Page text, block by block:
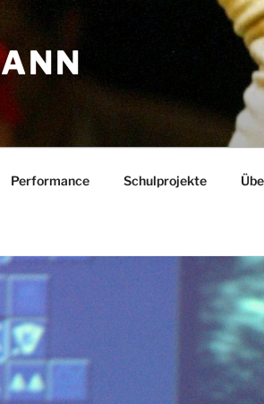
Performance Schulprojekte